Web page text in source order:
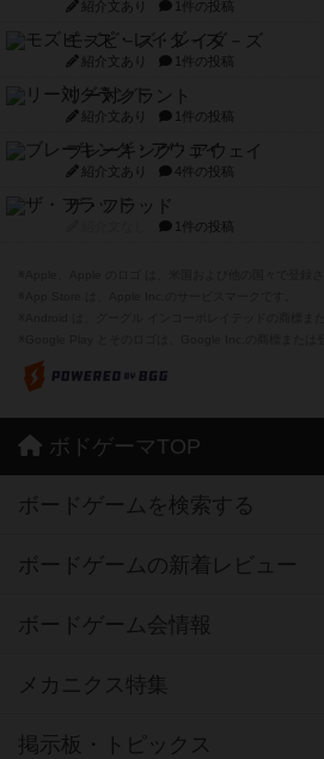
紹介文あり 1件の投稿
モズビ－ズ・レイダ－ズ
紹介文あり 1件の投稿
リー対グラント
紹介文あり 1件の投稿
ブレーキング・アウェイ
紹介文あり 4件の投稿
ザ・フラッド
1件の投稿
ボドゲーマTOP
ボードゲームを検索する
ボードゲームの新着レビュー
ボードゲーム会情報
メカニクス特集
掲示板・トピックス